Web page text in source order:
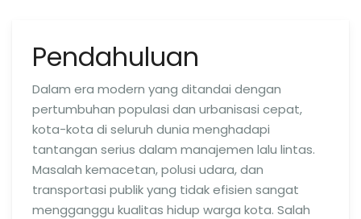
Pendahuluan
Dalam era modern yang ditandai dengan
pertumbuhan populasi dan urbanisasi cepat,
kota-kota di seluruh dunia menghadapi
tantangan serius dalam manajemen lalu lintas.
Masalah kemacetan, polusi udara, dan
transportasi publik yang tidak efisien sangat
mengganggu kualitas hidup warga kota. Salah